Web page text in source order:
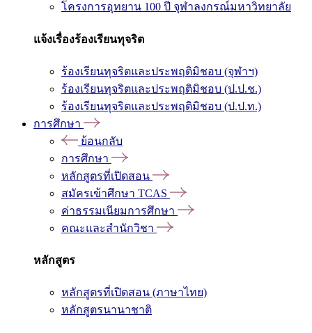
โครงการอุทยาน 100 ปี จุฬาลงกรณ์มหาวิทยาลัย
แจ้งเรื่องร้องเรียนทุจริต
ร้องเรียนทุจริตและประพฤติมิชอบ (จุฬาฯ)
ร้องเรียนทุจริตและประพฤติมิชอบ (ป.ป.ช.)
ร้องเรียนทุจริตและประพฤติมิชอบ (ป.ป.ท.)
การศึกษา
ย้อนกลับ
การศึกษา
หลักสูตรที่เปิดสอน
สมัครเข้าศึกษา TCAS
ค่าธรรมเนียมการศึกษา
คณะและสำนักวิชา
หลักสูตร
หลักสูตรที่เปิดสอน (ภาษาไทย)
หลักสูตรนานาชาติ